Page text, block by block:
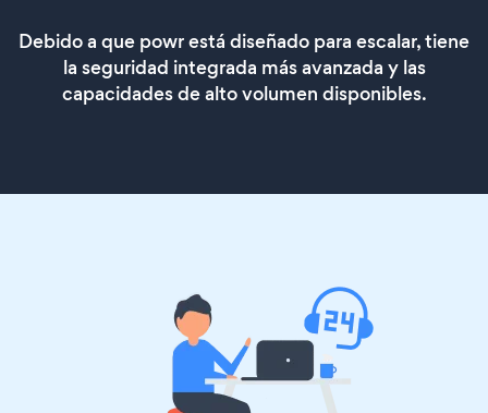
Debido a que powr está diseñado para escalar, tiene
la seguridad integrada más avanzada y las
capacidades de alto volumen disponibles.